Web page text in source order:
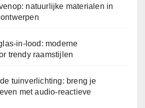
natuurlijke materialen in
in-lood: moderne
trendy raamstijlen
tuinverlichting: breng je
met audio-reactieve